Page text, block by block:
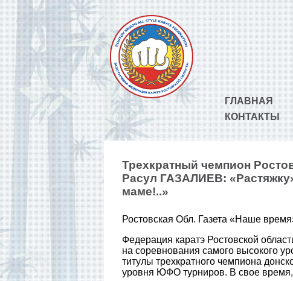
ГЛАВНАЯ
КОНТАКТЫ
Трехкратный чемпион
Расул ГАЗАЛИЕВ:
маме!..»
Ростовская Обл. Газета «Наше
Федерация каратэ Ростовской
на соревнования самого высокого
титулы трехкратного чемпиона
уровня ЮФО турниров. В свое время,